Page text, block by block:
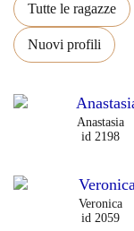
Tutte le ragazze
Nuovi profili
Anastasia
id 2198
Veronica
id 2059